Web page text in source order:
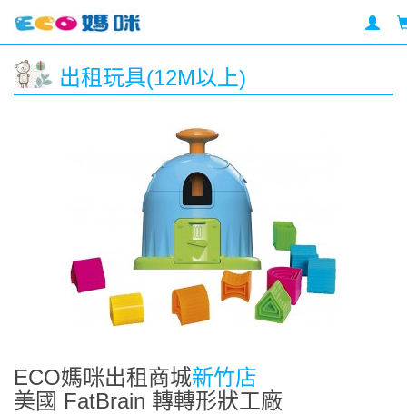
出租玩具(12M以上)
ECO媽咪出租商城新竹店
美國 FatBrain 轉轉形狀工廠